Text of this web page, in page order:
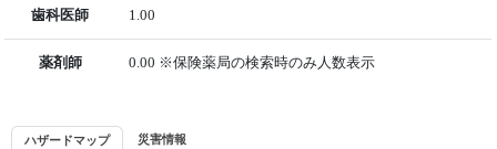
歯科医師 1.00
薬剤師 0.00 ※保険薬局の検索時のみ人数表示
ハザードマップ 災害情報